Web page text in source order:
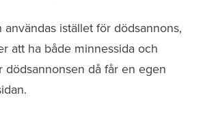
användas istället för dödsannons,
att ha både minnessida och
dödsannonsen då får en egen